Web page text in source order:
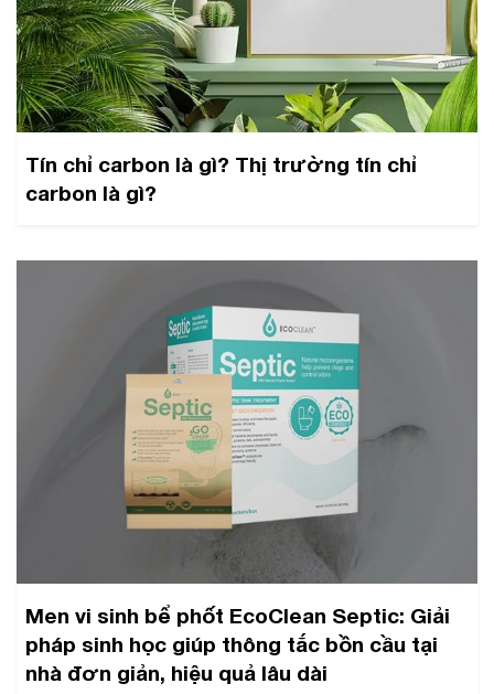
Tín chỉ carbon là gì? Thị trường tín chỉ
carbon là gì?
Men vi sinh bể phốt EcoClean Septic: Giải
pháp sinh học giúp thông tắc bồn cầu tại
nhà đơn giản, hiệu quả lâu dài